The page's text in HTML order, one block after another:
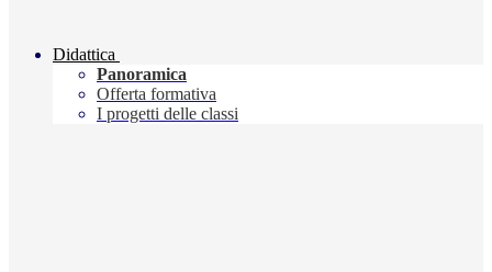
Didattica
Panoramica
Offerta formativa
I progetti delle classi